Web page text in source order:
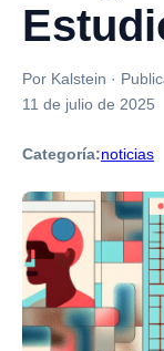
Por Kalstein ·
11 de julio de 2025
Categoría:noticias